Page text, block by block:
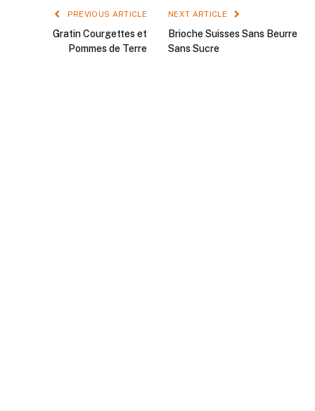
PREVIOUS ARTICLE
Gratin Courgettes et
Pommes de Terre
NEXT ARTICLE
Brioche Suisses Sans Beurre
Sans Sucre